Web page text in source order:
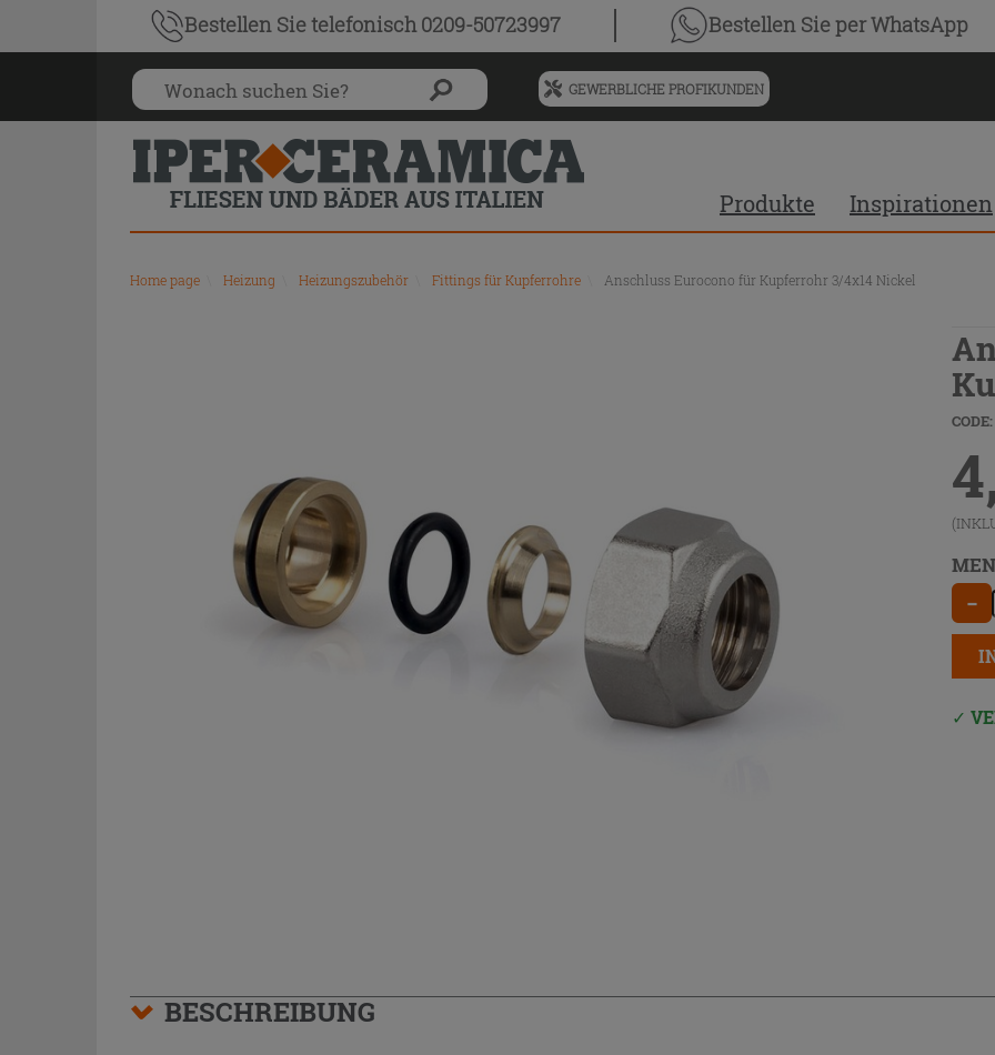
Bestellen Sietelefonisch 0209-50723997 Bestellen Sieper WhatsApp
Menü
für
vorgeschlagenen
Siteinhalt
und
Suchprotokoll
GEWERBLICHE PROFIKUNDEN
Produkte Inspirationen
Home page Heizung Heizungszubehör Fittings für Kupferrohre Anschluss Eurocono für Kupferrohr 3/4x14 Nickel
−
BESCHREIBUNG